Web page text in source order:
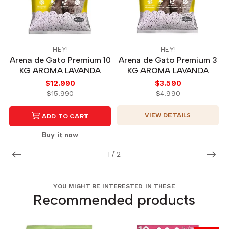
1 / 2
HEY!
Arena de Gato Premium 10
KG AROMA LAVANDA
$12.990
$15.990
ADD TO CART
Buy it now
HEY!
Arena de Gato Premium 3
KG AROMA LAVANDA
$3.590
$4.990
VIEW DETAILS
YOU MIGHT BE INTERESTED IN THESE
Recommended products